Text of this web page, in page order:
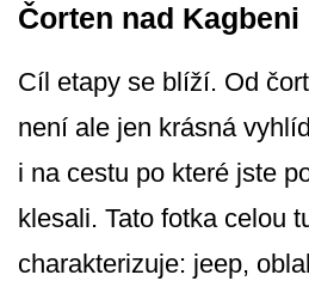
Čorten nad Kagbeni
Cíl etapy se blíží. Od
není ale jen krásná
i na cestu po které jste
klesali. Tato fotka celou
charakterizuje: jeep,